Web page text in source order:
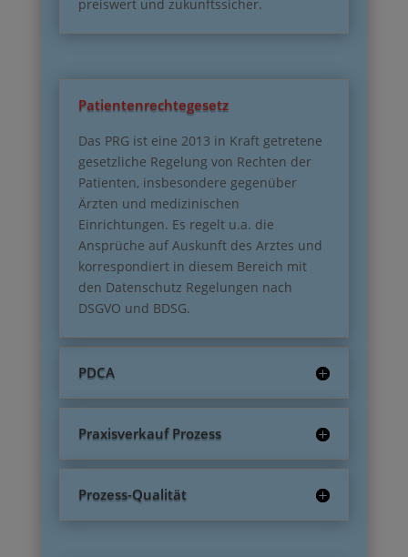
preiswert und zukunftssicher.
Patientenrechtegesetz
Das PRG ist eine 2013 in Kraft getretene
gesetzliche Regelung von Rechten der
Patienten, insbesondere gegenüber
Ärzten und medizinischen
Einrichtungen. Es regelt u.a. die
Ansprüche auf Auskunft des Arztes und
korrespondiert in diesem Bereich mit
den Datenschutz Regelungen nach
DSGVO und BDSG.
PDCA
Praxisverkauf Prozess
Prozess-Qualität